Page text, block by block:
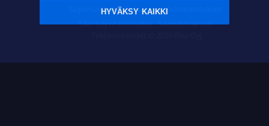
Sopimusehdot Tietosuoja Evästeasetukset
Sääntelyviranomaiset Saavutettavuus
HYVÄKSY KAIKKI